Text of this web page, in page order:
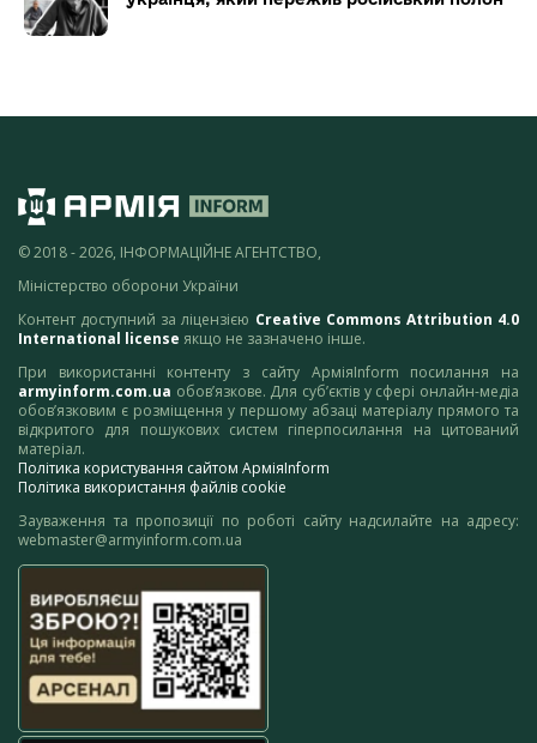
© 2018 - 2026, ІНФОРМАЦІЙНЕ АГЕНТСТВО,
Міністерство оборони України
Контент доступний за ліцензією Creative Commons Attribution 4.0
International license якщо не зазначено інше.
При використанні контенту з сайту АрміяInform посилання на
armyinform.com.ua обов’язкове. Для суб’єктів у сфері онлайн-медіа
обов’язковим є розміщення у першому абзаці матеріалу прямого та
відкритого для пошукових систем гіперпосилання на цитований
матеріал.
Політика користування сайтом АрміяInform
Політика використання файлів cookie
Зауваження та пропозиції по роботі сайту надсилайте на адресу:
webmaster@armyinform.com.ua